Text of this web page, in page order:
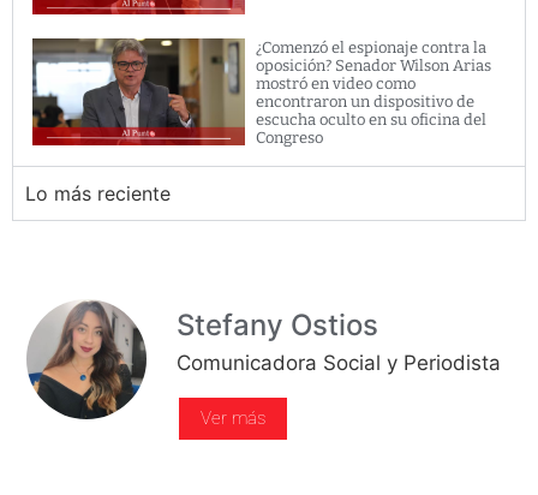
¿Comenzó el espionaje contra la
oposición? Senador Wilson Arias
mostró en video como
encontraron un dispositivo de
escucha oculto en su oficina del
Congreso
Lo más reciente
Stefany Ostios
Comunicadora Social y Periodista
Ver más